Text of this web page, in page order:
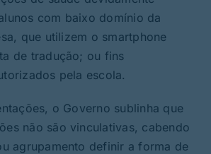
com baixo domínio da
que utilizem o smartphone
de tradução; ou fins
pela escola.
o Governo sublinha que
não são vinculativas, cabendo
agrupamento definir a forma de